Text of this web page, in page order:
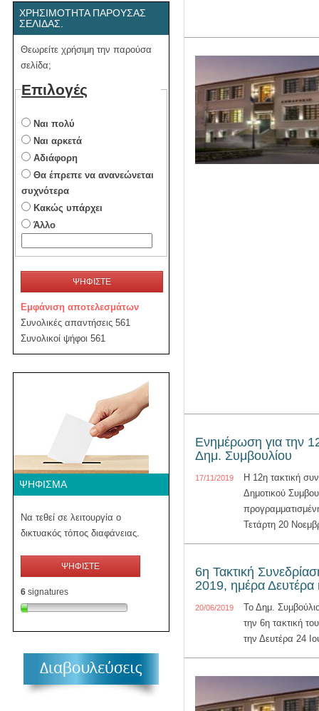
ΧΡΗΣΙΜΌΤΗΤΑ ΠΑΡΟΎΣΑΣ
ΣΕΛΊΔΑΣ.
Θεωρείτε χρήσιμη την παρούσα
σελίδα;
Επιλογές
Ναι πολύ
Ναι αρκετά
Αδιάφορη
Θα έπρεπε να ανανεώνεται
συχνότερα
Κακώς υπάρχει
Άλλο
ΨΗΦΙΣΤΕ
Εμφάνιση αποτελεσμάτων
Συνολικές απαντήσεις 561
Συνολικοί ψήφοι 561
ΨΉΦΙΣΜΑ
Να τεθεί σε λειτουργία ο
δικτυακός τόπος διαφάνειας.
ΨΗΦΙΣΤΕ
6 signatures
Ενημέρωση για την
Δημ. Συμβουλίου
17/11/2019
Η 12η τακτική
Δημοτικού
Τετάρτη 20
6η Τακτική
2019, ημέρα Δευτέρα
20/06/2019
Το Δημ.
την 6η τακτική
την Δευτέρα 24